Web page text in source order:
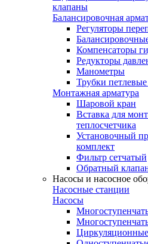
клапаны
Балансировочная
Регуляторы
Компенсаторы
Редукторы
Манометры
Трубки
Монтажная арматура
Шаровой кран
Вставка для
теплосчетчика
Установочный
комплект
Фильтр сетчатый
Обратный
Насосы и насосное
Насосные станции
Насосы